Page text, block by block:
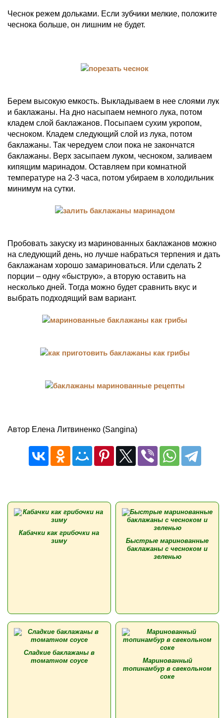
Чеснок режем дольками. Если зубчики мелкие, положите
чеснока больше, он лишним не будет.
Берем высокую емкость. Выкладываем в нее слоями лук
и баклажаны. На дно насыпаем немного лука, потом
кладем слой баклажанов. Посыпаем сухим укропом,
чесноком. Кладем следующий слой из лука, потом
баклажаны. Так чередуем слои пока не закончатся
баклажаны. Верх засыпаем луком, чесноком, заливаем
кипящим маринадом. Оставляем при комнатной
температуре на 2-3 часа, потом убираем в холодильник
минимум на сутки.
Пробовать закуску из маринованных баклажанов можно
на следующий день, но лучше набраться терпения и дать
баклажанам хорошо замариноваться. Или сделать 2
порции – одну «быструю», а вторую оставить на
несколько дней. Тогда можно будет сравнить вкус и
выбрать подходящий вам вариант.
Автор Елена Литвиненко (Sangina)
Кабачки как грибочки на
зиму
Быстрые маринованные
баклажаны с чесноком и
зеленью
Сладкие баклажаны в
томатном соусе
Маринованный
топинамбур в свекольном
соке